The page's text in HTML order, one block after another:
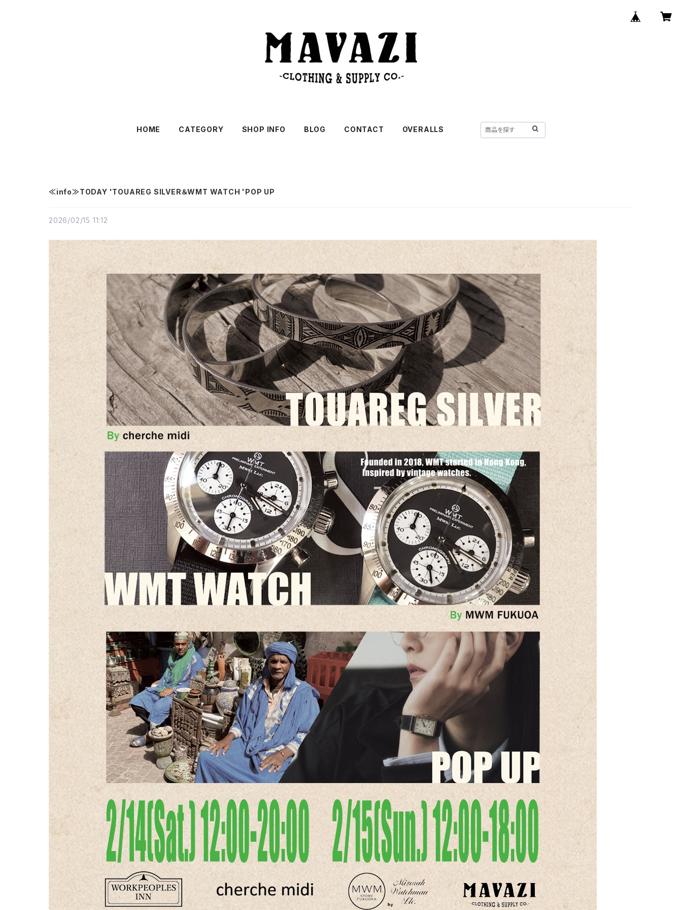
HOME CATEGORY SHOP INFO BLOG CONTACT OVERALLS
≪info≫TODAY 'TOUAREG SILVER＆WMT WATCH 'POP UP
2026/02/15 11:12